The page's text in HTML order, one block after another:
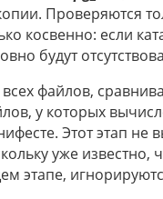
Проверяются
косвенно: если
будут
файлов,
у которых
Этот этап не
уже известно,
этапе,